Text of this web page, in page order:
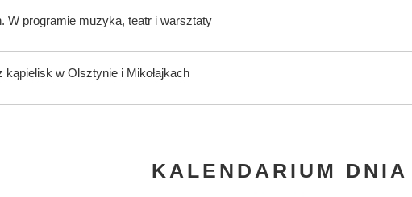
W programie muzyka, teatr i warsztaty
w Olsztynie i Mikołajkach
KALENDARIUM DNIA